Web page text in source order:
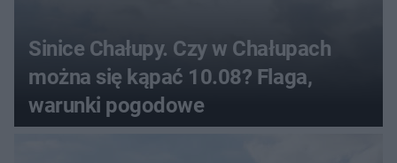
Sinice Chałupy. Czy w Chałupach
można się kąpać 10.08? Flaga,
warunki pogodowe